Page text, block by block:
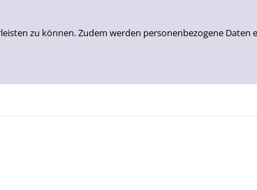
zu können. Zudem werden personenbezogene